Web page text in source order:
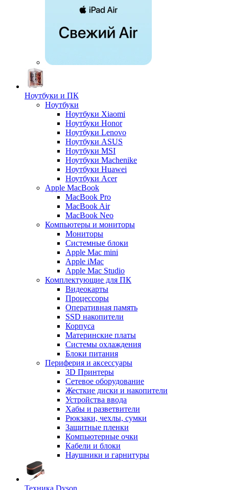
Ноутбуки и ПК
Ноутбуки
Ноутбуки Xiaomi
Ноутбуки Honor
Ноутбуки Lenovo
Ноутбуки ASUS
Ноутбуки MSI
Ноутбуки Machenike
Ноутбуки Huawei
Ноутбуки Acer
Apple MacBook
MacBook Pro
MacBook Air
MacBook Neo
Компьютеры и мониторы
Мониторы
Системные блоки
Apple Mac mini
Apple iMac
Apple Mac Studio
Комплектующие для ПК
Видеокарты
Процессоры
Оперативная память
SSD накопители
Корпуса
Материнские платы
Системы охлаждения
Блоки питания
Периферия и аксессуары
3D Принтеры
Сетевое оборудование
Жесткие диски и накопители
Устройства ввода
Хабы и разветвители
Рюкзаки, чехлы, сумки
Защитные пленки
Компьютерные очки
Кабели и блоки
Наушники и гарнитуры
Техника Dyson